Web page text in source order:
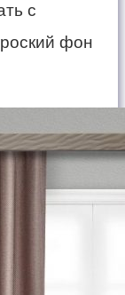
с
фон